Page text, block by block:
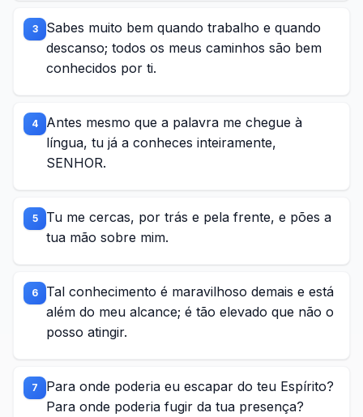
3
Sabes muito bem quando trabalho e quando
descanso; todos os meus caminhos são bem
conhecidos por ti.
4
Antes mesmo que a palavra me chegue à
língua, tu já a conheces inteiramente,
SENHOR.
5
Tu me cercas, por trás e pela frente, e pões a
tua mão sobre mim.
6
Tal conhecimento é maravilhoso demais e está
além do meu alcance; é tão elevado que não o
posso atingir.
7
Para onde poderia eu escapar do teu Espírito?
Para onde poderia fugir da tua presença?